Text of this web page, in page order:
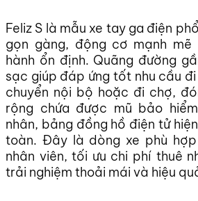
Feliz S là mẫu xe tay ga điện
gọn gàng, động cơ mạnh
hành ổn định. Quãng đường
sạc giúp đáp ứng tốt nhu cầu
chuyển nội bộ hoặc đi chợ,
rộng chứa được mũ bảo
nhân, bảng đồng hồ điện tử
toàn. Đây là dòng xe phù
nhân viên, tối ưu chi phí thuê
trải nghiệm thoải mái và hiệu